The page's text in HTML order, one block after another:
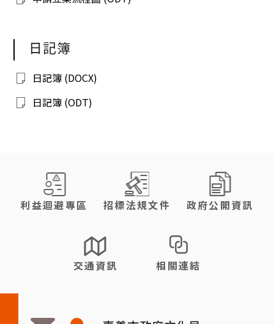
日記簿
日記簿 (DOCX)
日記簿 (ODT)
利益迴避專區 招標法規文件 政府公開資訊
交通資訊 相關連結